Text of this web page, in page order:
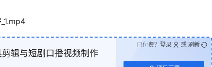
辑与短剧口播视频制作
已付费？ 登录 或 刷新